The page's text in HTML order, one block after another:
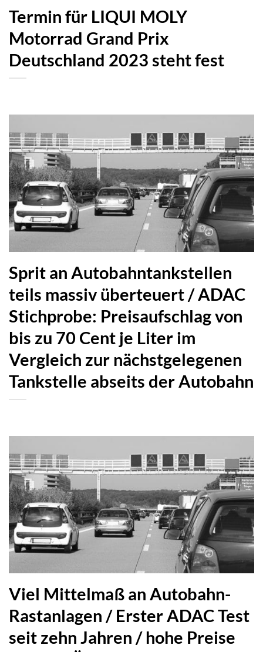
Termin für LIQUI MOLY
Motorrad Grand Prix
Deutschland 2023 steht fest
Sprit an Autobahntankstellen
teils massiv überteuert / ADAC
Stichprobe: Preisaufschlag von
bis zu 70 Cent je Liter im
Vergleich zur nächstgelegenen
Tankstelle abseits der Autobahn
Viel Mittelmaß an Autobahn-
Rastanlagen / Erster ADAC Test
seit zehn Jahren / hohe Preise